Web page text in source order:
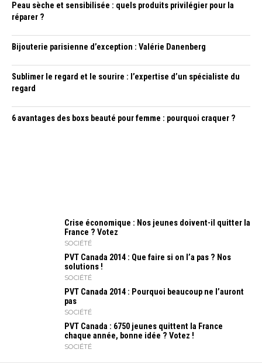
Peau sèche et sensibilisée : quels produits privilégier pour la
réparer ?
Bijouterie parisienne d’exception : Valérie Danenberg
Sublimer le regard et le sourire : l’expertise d’un spécialiste du
regard
6 avantages des boxs beauté pour femme : pourquoi craquer ?
Crise économique : Nos jeunes doivent-il quitter la
France ? Votez
SOCIÉTÉ
PVT Canada 2014 : Que faire si on l’a pas ? Nos
solutions !
SOCIÉTÉ
PVT Canada 2014 : Pourquoi beaucoup ne l’auront
pas
SOCIÉTÉ
PVT Canada : 6750 jeunes quittent la France
chaque année, bonne idée ? Votez !
SOCIÉTÉ